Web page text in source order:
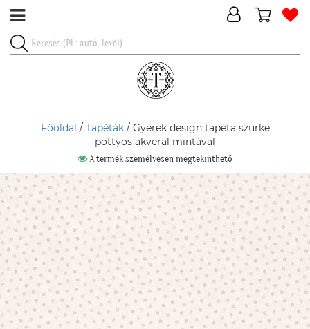
Főoldal / Tapéták/ Gyerek design tapéta szürke
pöttyös akveral mintával
A termék személyesen megtekinthető